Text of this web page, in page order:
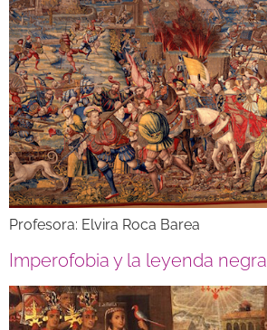
Profesora: Elvira Roca Barea
Imperofobia y la leyenda negra